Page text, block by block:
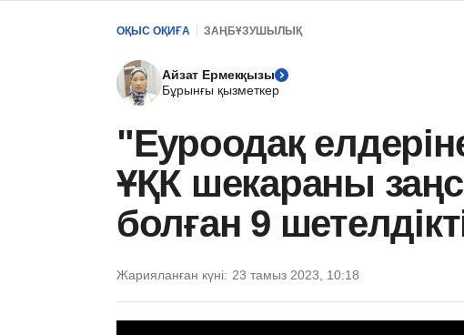
ОҚЫС ОҚИҒА ЗАҢБҰЗУШЫЛЫҚ
Айзат Ермекқызы
Бұрынғы қызметкер
"Еуроодақ
ҰҚК шекараны
болған 9
Жарияланған күні: 23 тамыз 2023, 10:18